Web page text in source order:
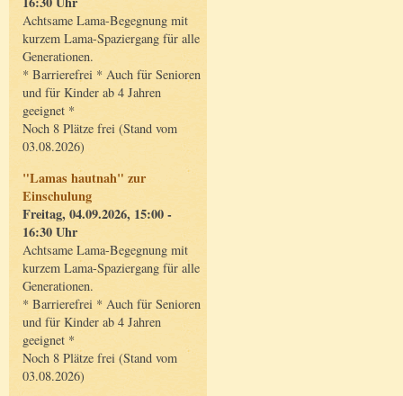
Achtsame Lama-Begegnung mit
kurzem Lama-Spaziergang für alle
Generationen.
* Barrierefrei * Auch für Senioren
und für Kinder ab 4 Jahren
geeignet *
Noch 8 Plätze frei (Stand vom
03.08.2026)
"Lamas hautnah" zur
Einschulung
Freitag, 04.09.2026, 15:00 -
16:30 Uhr
Achtsame Lama-Begegnung mit
kurzem Lama-Spaziergang für alle
Generationen.
* Barrierefrei * Auch für Senioren
und für Kinder ab 4 Jahren
geeignet *
Noch 8 Plätze frei (Stand vom
03.08.2026)